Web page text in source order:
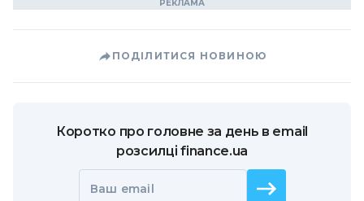
ПОДІЛИТИСЯ НОВИНОЮ
Коротко про головне за день в email
розсилці finance.ua
Ваш email